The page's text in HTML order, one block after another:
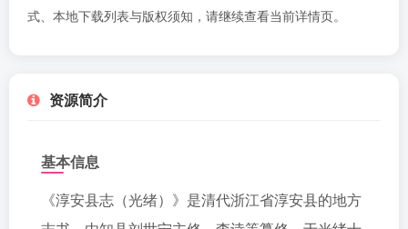
式、本地下载列表与版权须知，请继续查看当前详情页。
资源简介
基本信息
《淳安县志（光绪）》是清代浙江省淳安县的地方